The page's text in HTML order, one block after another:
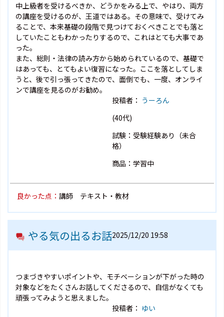
中上級者を受けるべきか、どうかをみる上で、やはり、両方
の講座を受けるのが、王道ではある。その意味で、受けてみ
ることで、本来基礎の段階で見つけておくべきことでも落と
していたこともわかったりするので、これはとても大事であ
った。
また、総則・法律の読み方から始められているので、基礎で
はあっても、とてもよい復習になった。ここを落としてしま
うと、後で引っ張ってきたので、面倒でも、一度、オンライ
ンで講座を見るのがお勧め。
投稿者： うーろん
(40代)
試験：受験経験あり（未合
格）
商品：学習中
良かった点： 講師 テキスト・教材
やる気の出るお話2025/12/20 19:58
つまづきやすいポイントや、モチベーションが下がった時の
対象などをたくさんお話してくださるので、自信がなくても
頑張ってみようと思えました。
投稿者： ゆい